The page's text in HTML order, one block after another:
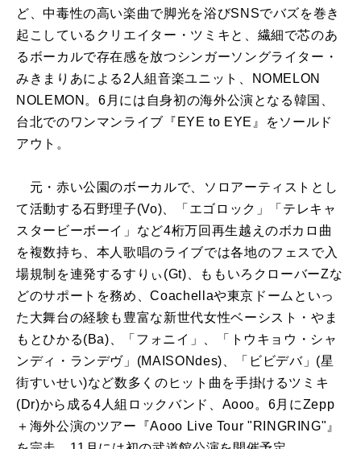
ど、中毒性の高い楽曲で脚光を浴びSNSでバズを巻き
起こしているクリエイター・ツミキと、繊細で芯のあ
るボーカルで存在感を放つシンガーソングライター・
みきまりあによる2人組音楽ユニット、NOMELON
NOLEMON。6月には自身初の海外公演となる韓国、
台北でのワンマンライブ『EYE to EYE』をソールド
アウト。
元・赤い公園のボーカルで、ソロアーティストとし
て活動する石野理子(Vo)、「エゴロック」「テレキャ
スタービーボーイ」など4桁万回再生越えのボカロ曲
を複数持ち、本人歌唱のライブでは各地のフェスで入
場規制を連発するすりぃ(Gt)、ももいろクローバーZな
どのサポートを務め、Coachellaや東京ドームといっ
た大舞台の経験も豊富な新世代女性ベーシスト・やま
もとひかる(Ba)、「フォニイ」、「トウキョウ・シャ
ンディ・ランデヴ」(MAISONdes)、「ビビデバ」(星
街すいせい)など数多くのヒット曲を手掛けるツミキ
(Dr)から成る4人組ロックバンド、Aooo。6月にZepp
＋海外公演のツアー『Aooo Live Tour "RINGRING"』